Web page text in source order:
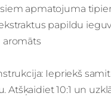
apmatojuma
papildu
aromāts
Iepriekš
Atšķaidiet 10:1 un